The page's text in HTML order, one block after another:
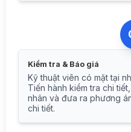
Kiểm tra & Báo giá
Kỹ thuật viên có mặt tại
Tiến hành kiểm tra chi
nhân và đưa ra phương
chi tiết.